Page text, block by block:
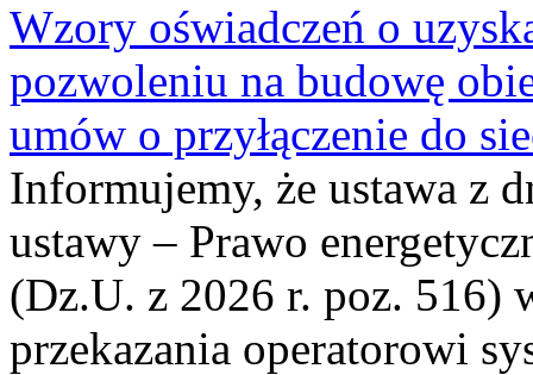
Wzory oświadczeń o
pozwoleniu na budowę
umów o przyłączenie do
Informujemy, że ustawa z
ustawy – Prawo
(Dz.U. z 2026 r. poz. 516)
przekazania operatorowi